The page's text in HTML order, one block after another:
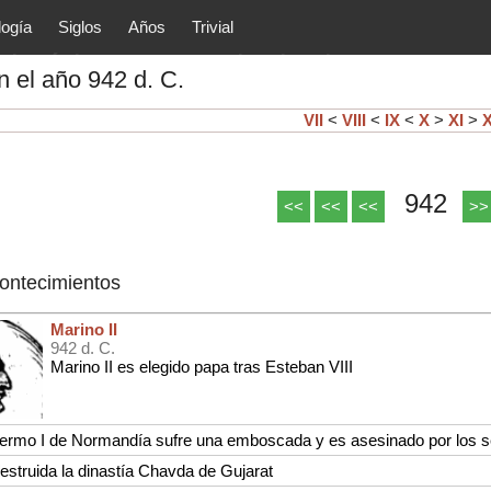
y principales
arte, cultura, etc.) de
Siglos Años Trivial
el año 942 d. C.
VII < VIII < IX < X > XI >
<< << << 942 >>
Marino II
942 d. C.
Marino II es elegido papa tras Esteban VIII
I de Normandía sufre una emboscada y es asesinado por los
la dinastía Chavda de Gujarat